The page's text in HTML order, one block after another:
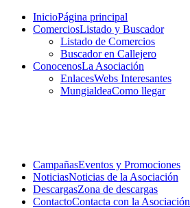
InicioPágina principal
ComerciosListado y Buscador
Listado de Comercios
Buscador en Callejero
ConocenosLa Asociación
EnlacesWebs Interesantes
MungialdeaComo llegar
CampañasEventos y Promociones
NoticiasNoticias de la Asociación
DescargasZona de descargas
ContactoContacta con la Asociación